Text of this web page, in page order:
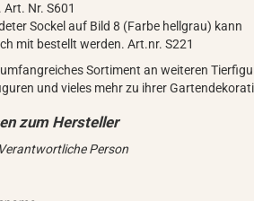
Art. Nr. S601
Sockel auf Bild 8 (Farbe hellgrau) kann
mit bestellt werden. Art.nr. S221
Sortiment an weiteren
und vieles mehr zu ihrer
Person